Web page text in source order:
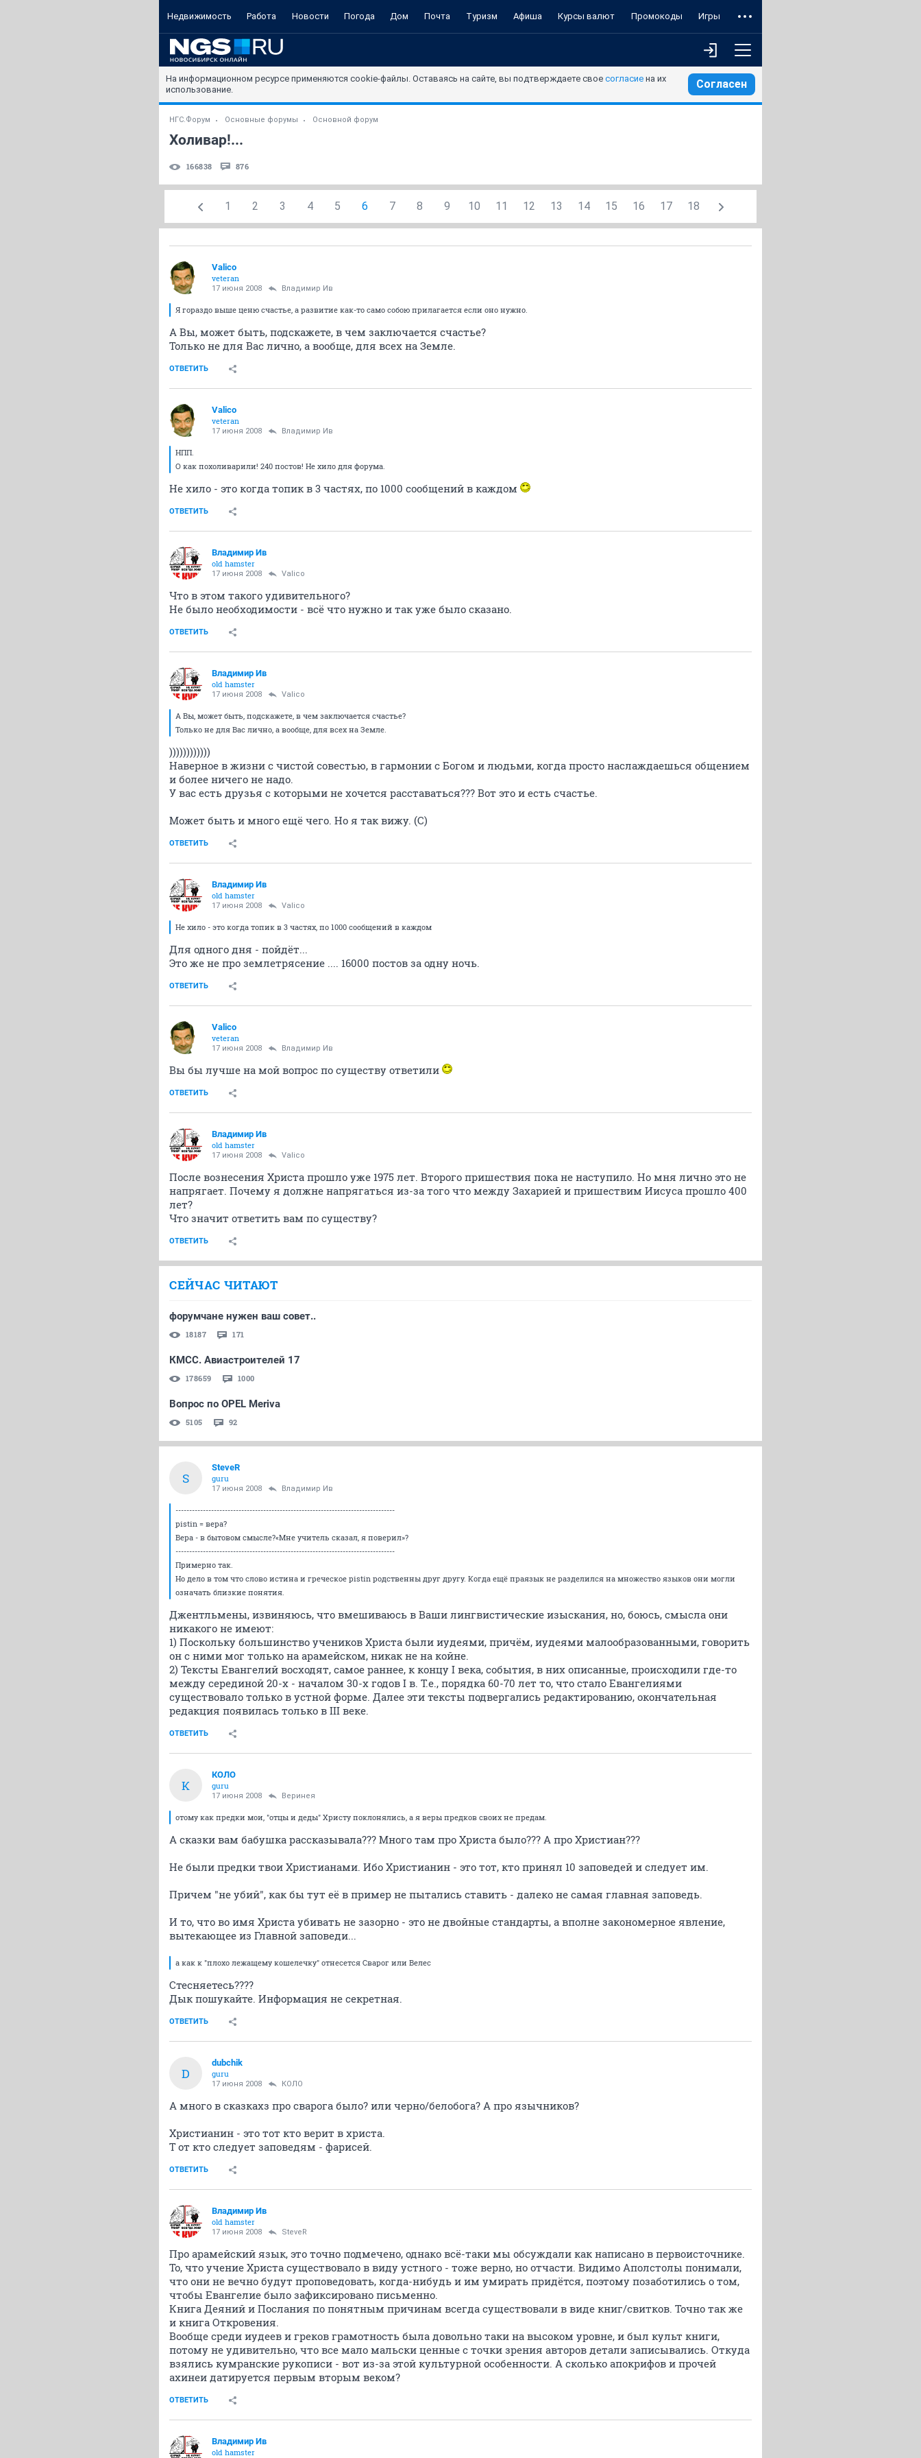
Недвижимость Работа Новости Погода Дом Почта Туризм Афиша Курсы валют Промокоды Игры
На информационном ресурсе применяются cookie-файлы. Оставаясь на сайте, вы подтверждаете свое согласие на их
использование.
Согласен
НГС.Форум Основные форумы Основной форум
Холивар!...
166838 876
1 2 3 4 5 6 7 8 9 10 11 12 13 14 15 16 17 18
Valico
veteran
17 июня 2008 Владимир Ив
Я гораздо выше ценю счастье, а развитие как-то само собою прилагается если оно нужно.
А Вы, может быть, подскажете, в чем заключается счастье?
Только не для Вас лично, а вообще, для всех на Земле.
ОТВЕТИТЬ
Valico
veteran
17 июня 2008 Владимир Ив
НПП.
О как похоливарили! 240 постов! Не хило для форума.
Не хило - это когда топик в 3 частях, по 1000 сообщений в каждом
ОТВЕТИТЬ
Владимир Ив
old hamster
17 июня 2008 Valico
Что в этом такого удивительного?
Не было необходимости - всё что нужно и так уже было сказано.
ОТВЕТИТЬ
Владимир Ив
old hamster
17 июня 2008 Valico
А Вы, может быть, подскажете, в чем заключается счастье?
Только не для Вас лично, а вообще, для всех на Земле.
))))))))))))
Наверное в жизни с чистой совестью, в гармонии с Богом и людьми, когда просто наслаждаешься общением
и более ничего не надо.
У вас есть друзья с которыми не хочется расставаться??? Вот это и есть счастье.
Может быть и много ещё чего. Но я так вижу. (С)
ОТВЕТИТЬ
Владимир Ив
old hamster
17 июня 2008 Valico
Не хило - это когда топик в 3 частях, по 1000 сообщений в каждом
Для одного дня - пойдёт...
Это же не про землетрясение .... 16000 постов за одну ночь.
ОТВЕТИТЬ
Valico
veteran
17 июня 2008 Владимир Ив
Вы бы лучше на мой вопрос по существу ответили
ОТВЕТИТЬ
Владимир Ив
old hamster
17 июня 2008 Valico
После вознесения Христа прошло уже 1975 лет. Второго пришествия пока не наступило. Но мня лично это не
напрягает. Почему я должне напрягаться из-за того что между Захарией и пришествим Иисуса прошло 400
лет?
Что значит ответить вам по существу?
ОТВЕТИТЬ
СЕЙЧАС ЧИТАЮТ
форумчане нужен ваш совет..
18187 171
КМСС. Авиастроителей 17
178659 1000
Вопрос по OPEL Meriva
5105 92
S
SteveR
guru
17 июня 2008 Владимир Ив
--------------------------------------------------------------------------------
pistin = вера?
Вера - в бытовом смысле?«Мне учитель сказал, я поверил»?
--------------------------------------------------------------------------------
Примерно так.
Но дело в том что слово истина и греческое pistin родственны друг другу. Когда ещё праязык не разделился на множество языков они могли
означать близкие понятия.
Джентльмены, извиняюсь, что вмешиваюсь в Ваши лингвистические изыскания, но, боюсь, смысла они
никакого не имеют:
1) Поскольку большинство учеников Христа были иудеями, причём, иудеями малообразованными, говорить
он с ними мог только на арамейском, никак не на койне.
2) Тексты Евангелий восходят, самое раннее, к концу I века, события, в них описанные, происходили где-то
между серединой 20-х - началом 30-х годов I в. Т.е., порядка 60-70 лет то, что стало Евангелиями
существовало только в устной форме. Далее эти тексты подвергались редактированию, окончательная
редакция появилась только в III веке.
ОТВЕТИТЬ
К
КОЛО
guru
17 июня 2008 Веринея
отому как предки мои, "отцы и деды" Христу поклонялись, а я веры предков своих не предам.
А сказки вам бабушка рассказывала??? Много там про Христа было??? А про Христиан???
Не были предки твои Христианами. Ибо Христианин - это тот, кто принял 10 заповедей и следует им.
Причем "не убий", как бы тут её в пример не пытались ставить - далеко не самая главная заповедь.
И то, что во имя Христа убивать не зазорно - это не двойные стандарты, а вполне закономерное явление,
вытекающее из Главной заповеди...
а как к "плохо лежащему кошелечку" отнесется Сварог или Велес
Стесняетесь????
Дык пошукайте. Информация не секретная.
ОТВЕТИТЬ
D
dubchik
guru
17 июня 2008 КОЛО
А много в сказкахз про сварога было? или черно/белобога? А про язычников?
Христианин - это тот кто верит в христа.
Т от кто следует заповедям - фарисей.
ОТВЕТИТЬ
Владимир Ив
old hamster
17 июня 2008 SteveR
Про арамейский язык, это точно подмечено, однако всё-таки мы обсуждали как написано в первоисточнике.
То, что учение Христа существовало в виду устного - тоже верно, но отчасти. Видимо Аполстолы понимали,
что они не вечно будут проповедовать, когда-нибудь и им умирать придётся, поэтому позаботились о том,
чтобы Евангелие было зафиксировано письменно.
Книга Деяний и Послания по понятным причинам всегда существовали в виде книг/свитков. Точно так же
и книга Откровения.
Вообще среди иудеев и греков грамотность была довольно таки на высоком уровне, и был культ книги,
потому не удивительно, что все мало мальски ценные с точки зрения авторов детали записывались. Откуда
взялись кумранские рукописи - вот из-за этой культурной особенности. А сколько апокрифов и прочей
ахинеи датируется первым вторым веком?
ОТВЕТИТЬ
Владимир Ив
old hamster